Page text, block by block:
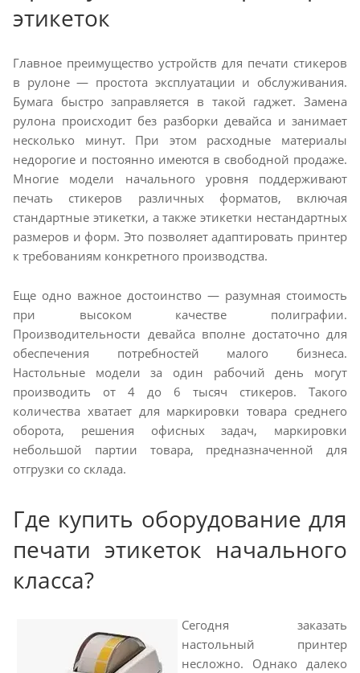
этикеток
Главное преимущество устройств для печати стикеров
в рулоне — простота эксплуатации и обслуживания.
Бумага быстро заправляется в такой гаджет. Замена
рулона происходит без разборки девайса и занимает
несколько минут. При этом расходные материалы
недорогие и постоянно имеются в свободной продаже.
Многие модели начального уровня поддерживают
печать стикеров различных форматов, включая
стандартные этикетки, а также этикетки нестандартных
размеров и форм. Это позволяет адаптировать принтер
к требованиям конкретного производства.
Еще одно важное достоинство — разумная стоимость
при высоком качестве полиграфии.
Производительности девайса вполне достаточно для
обеспечения потребностей малого бизнеса.
Настольные модели за один рабочий день могут
производить от 4 до 6 тысяч стикеров. Такого
количества хватает для маркировки товара среднего
оборота, решения офисных задач, маркировки
небольшой партии товара, предназначенной для
отгрузки со склада.
Где купить оборудование для
печати этикеток начального
класса?
Сегодня заказать
настольный принтер
несложно. Однако далеко